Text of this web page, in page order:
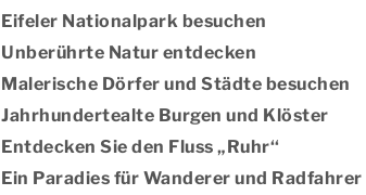
Eifeler Nationalpark besuchen
Unberührte Natur entdecken
Malerische Dörfer und Städte besuchen
Jahrhundertealte Burgen und Klöster
Entdecken Sie den Fluss „Ruhr‘‘
Ein Paradies für Wanderer und Radfahrer